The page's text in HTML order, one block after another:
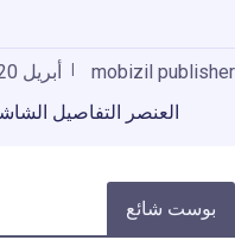
mobizil publisher
أبريل 20, 2026
بوست شائع